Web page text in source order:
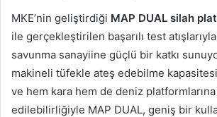
MKE’nin geliştirdiği MAP DUAL silah
ile gerçekleştirilen başarılı test
savunma sanayiine güçlü bir katkı
makineli tüfekle ateş edebilme
ve hem kara hem de deniz
edilebilirliğiyle MAP DUAL, geniş bir